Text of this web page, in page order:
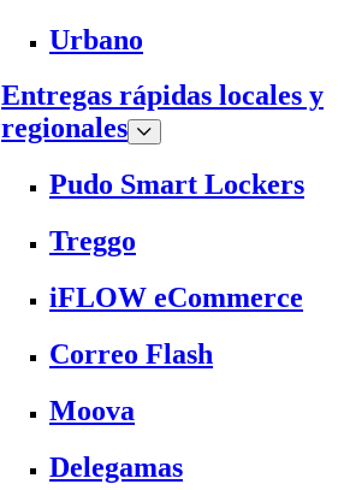
Urbano
Entregas rápidas locales y
regionales
Pudo Smart Lockers
Treggo
iFLOW eCommerce
Correo Flash
Moova
Delegamas